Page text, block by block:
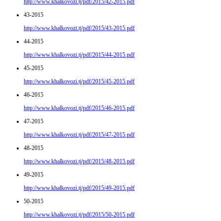
http://www.khalkovozi.tj/pdf/2015/42-2015.pdf
43-2015
http://www.khalkovozi.tj/pdf/2015/43-2015.pdf
44-2015
http://www.khalkovozi.tj/pdf/2015/44-2015.pdf
45-2015
http://www.khalkovozi.tj/pdf/2015/45-2015.pdf
46-2015
http://www.khalkovozi.tj/pdf/2015/46-2015.pdf
47-2015
http://www.khalkovozi.tj/pdf/2015/47-2015.pdf
48-2015
http://www.khalkovozi.tj/pdf/2015/48-2015.pdf
49-2015
http://www.khalkovozi.tj/pdf/2015/49-2015.pdf
50-2015
http://www.khalkovozi.tj/pdf/2015/50-2015.pdf